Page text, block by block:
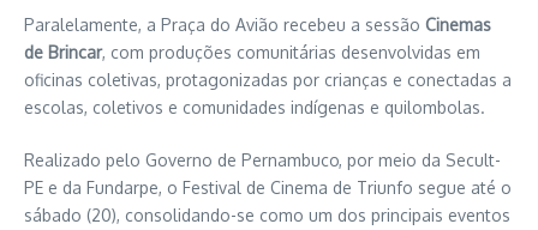
Paralelamente, a Praça do Avião recebeu a sessão Cinemas
de Brincar, com produções comunitárias desenvolvidas em
oficinas coletivas, protagonizadas por crianças e conectadas a
escolas, coletivos e comunidades indígenas e quilombolas.
Realizado pelo Governo de Pernambuco, por meio da Secult-
PE e da Fundarpe, o Festival de Cinema de Triunfo segue até o
sábado (20), consolidando-se como um dos principais eventos